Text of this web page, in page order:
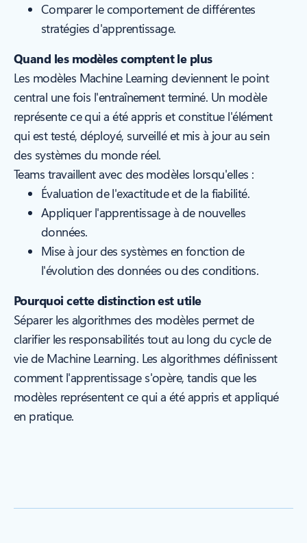
Comparer le comportement de différentes
stratégies d'apprentissage.
Quand les modèles comptent le plus
Les modèles Machine Learning deviennent le point
central une fois l'entraînement terminé. Un modèle
représente ce qui a été appris et constitue l'élément
qui est testé, déployé, surveillé et mis à jour au sein
des systèmes du monde réel.
Teams travaillent avec des modèles lorsqu'elles :
Évaluation de l'exactitude et de la fiabilité.
Appliquer l'apprentissage à de nouvelles
données.
Mise à jour des systèmes en fonction de
l'évolution des données ou des conditions.
Pourquoi cette distinction est utile
Séparer les algorithmes des modèles permet de
clarifier les responsabilités tout au long du cycle de
vie de Machine Learning. Les algorithmes définissent
commentl'apprentissage s'opère, tandis que les
modèles représententce qui a été appris et appliqué
en pratique.